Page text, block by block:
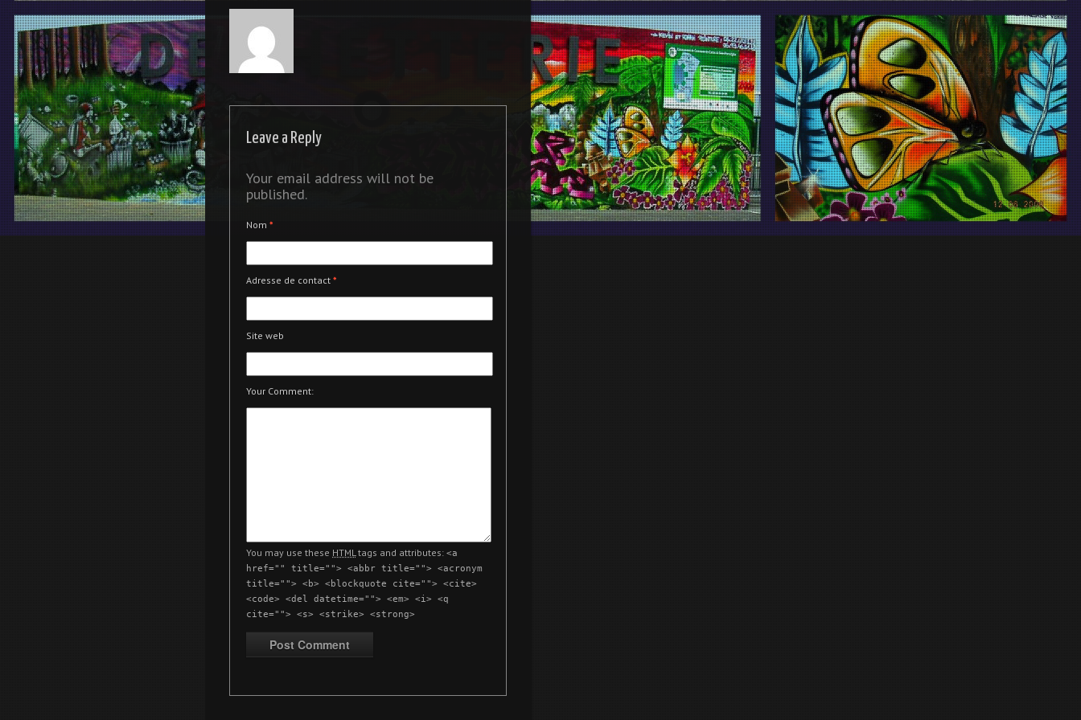
Leave a Reply
Your email address will not be
published.
Nom *
Adresse de contact *
Site web
Your Comment:
You may use these HTML tags and attributes: <a
href="" title=""> <abbr title=""> <acronym
title=""> <b> <blockquote cite=""> <cite>
<code> <del datetime=""> <em> <i> <q
cite=""> <s> <strike> <strong>